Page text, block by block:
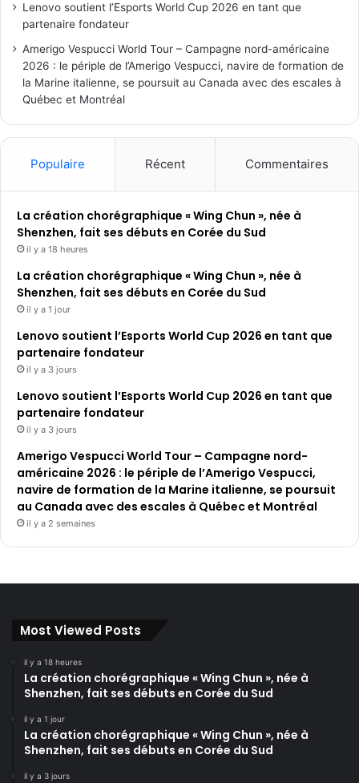
Lenovo soutient l’Esports World Cup 2026 en tant que
partenaire fondateur
Amerigo Vespucci World Tour – Campagne nord-américaine
2026 : le périple de l’Amerigo Vespucci, navire de formation de
la Marine italienne, se poursuit au Canada avec des escales à
Québec et Montréal
Populaire Récent Commentaires
La création chorégraphique « Wing Chun », née à
Shenzhen, fait ses débuts en Corée du Sud
il y a 18 heures
La création chorégraphique « Wing Chun », née à
Shenzhen, fait ses débuts en Corée du Sud
il y a 1 jour
Lenovo soutient l’Esports World Cup 2026 en tant que
partenaire fondateur
il y a 3 jours
Lenovo soutient l’Esports World Cup 2026 en tant que
partenaire fondateur
il y a 3 jours
Amerigo Vespucci World Tour – Campagne nord-
américaine 2026 : le périple de l’Amerigo Vespucci,
navire de formation de la Marine italienne, se poursuit
au Canada avec des escales à Québec et Montréal
il y a 2 semaines
Most Viewed Posts
il y a 18 heures
La création chorégraphique « Wing Chun », née à
Shenzhen, fait ses débuts en Corée du Sud
il y a 1 jour
La création chorégraphique « Wing Chun », née à
Shenzhen, fait ses débuts en Corée du Sud
il y a 3 jours